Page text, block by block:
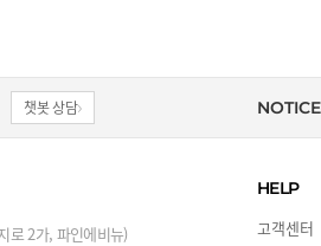
챗봇 상담 NOTICE
로 2가, 파인에비뉴)
HELP
고객센터